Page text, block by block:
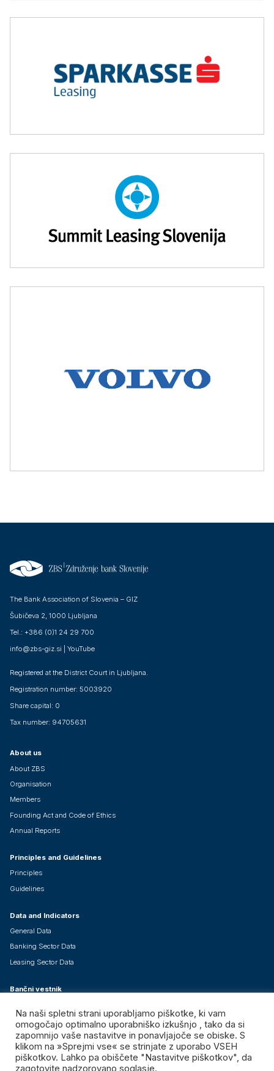
The Bank Association of Slovenia – GIZ
Šubičeva 2, 1000 Ljubljana
Tel.: +386 (0)1 24 29 700
info@zbs-giz.si
YouTube
Registered at the District Court in Ljubljana.
Registration number: 5003920
Share capital: 0
Tax number: 94705631
About us
About ZBS
Organisation
Members
Founding Act and Code of Ethics
Annual Reports
Principles and Guidelines
Principles
Guidelines
Data and Indicators
General Data
Banking Sector Data
Leasing Sector Data
Bančni vestnik
Current Issue
Special Issues - Free Downloads
Na naši spletni strani uporabljamo piškotke, ki vam
omogočajo optimalno uporabniško izkušnjo , tako da si
zapomnijo vaše nastavitve in ponavljajoče se obiske. S
klikom na »Sprejmi vse« se strinjate z uporabo VSEH
piškotkov. Lahko pa obiščete "Nastavitve piškotkov", da
zagotovite nadzorovano soglasje.